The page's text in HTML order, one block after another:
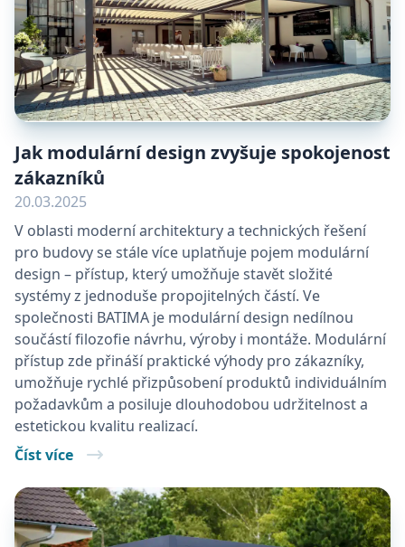
Jak modulární design zvyšuje spokojenost
zákazníků
20.03.2025
V oblasti moderní architektury a technických řešení
pro budovy se stále více uplatňuje pojem modulární
design – přístup, který umožňuje stavět složité
systémy z jednoduše propojitelných částí. Ve
společnosti BATIMA je modulární design nedílnou
součástí filozofie návrhu, výroby i montáže. Modulární
přístup zde přináší praktické výhody pro zákazníky,
umožňuje rychlé přizpůsobení produktů individuálním
požadavkům a posiluje dlouhodobou udržitelnost a
estetickou kvalitu realizací.
Číst více